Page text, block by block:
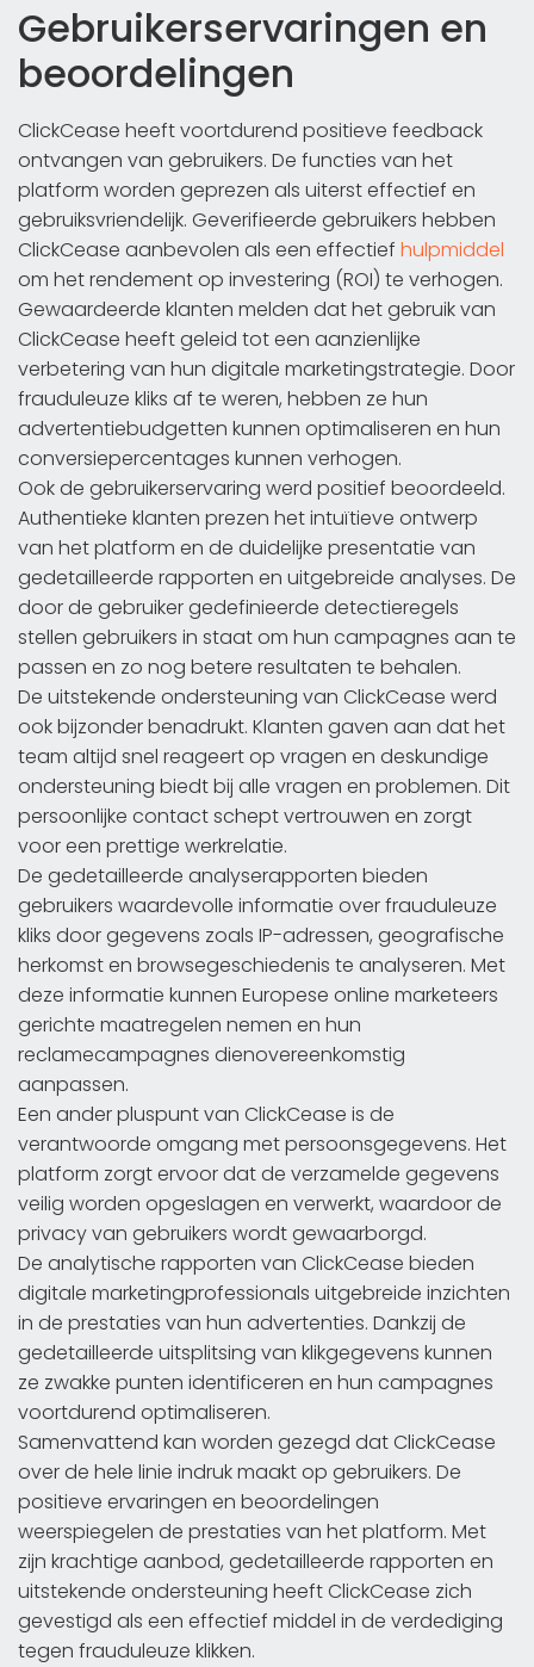
Gebruikerservaringen en
beoordelingen
ClickCease heeft voortdurend positieve feedback
ontvangen van gebruikers. De functies van het
platform worden geprezen als uiterst effectief en
gebruiksvriendelijk. Geverifieerde gebruikers hebben
ClickCease aanbevolen als een effectief hulpmiddel
om het rendement op investering (ROI) te verhogen.
Gewaardeerde klanten melden dat het gebruik van
ClickCease heeft geleid tot een aanzienlijke
verbetering van hun digitale marketingstrategie. Door
frauduleuze kliks af te weren, hebben ze hun
advertentiebudgetten kunnen optimaliseren en hun
conversiepercentages kunnen verhogen.
Ook de gebruikerservaring werd positief beoordeeld.
Authentieke klanten prezen het intuïtieve ontwerp
van het platform en de duidelijke presentatie van
gedetailleerde rapporten en uitgebreide analyses. De
door de gebruiker gedefinieerde detectieregels
stellen gebruikers in staat om hun campagnes aan te
passen en zo nog betere resultaten te behalen.
De uitstekende ondersteuning van ClickCease werd
ook bijzonder benadrukt. Klanten gaven aan dat het
team altijd snel reageert op vragen en deskundige
ondersteuning biedt bij alle vragen en problemen. Dit
persoonlijke contact schept vertrouwen en zorgt
voor een prettige werkrelatie.
De gedetailleerde analyserapporten bieden
gebruikers waardevolle informatie over frauduleuze
kliks door gegevens zoals IP-adressen, geografische
herkomst en browsegeschiedenis te analyseren. Met
deze informatie kunnen Europese online marketeers
gerichte maatregelen nemen en hun
reclamecampagnes dienovereenkomstig
aanpassen.
Een ander pluspunt van ClickCease is de
verantwoorde omgang met persoonsgegevens. Het
platform zorgt ervoor dat de verzamelde gegevens
veilig worden opgeslagen en verwerkt, waardoor de
privacy van gebruikers wordt gewaarborgd.
De analytische rapporten van ClickCease bieden
digitale marketingprofessionals uitgebreide inzichten
in de prestaties van hun advertenties. Dankzij de
gedetailleerde uitsplitsing van klikgegevens kunnen
ze zwakke punten identificeren en hun campagnes
voortdurend optimaliseren.
Samenvattend kan worden gezegd dat ClickCease
over de hele linie indruk maakt op gebruikers. De
positieve ervaringen en beoordelingen
weerspiegelen de prestaties van het platform. Met
zijn krachtige aanbod, gedetailleerde rapporten en
uitstekende ondersteuning heeft ClickCease zich
gevestigd als een effectief middel in de verdediging
tegen frauduleuze klikken.